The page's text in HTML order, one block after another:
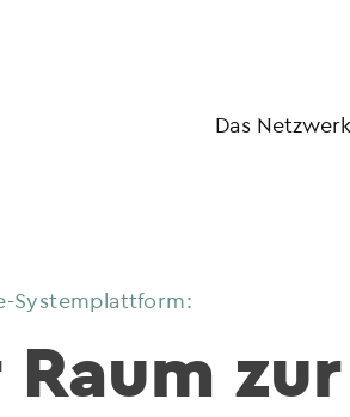
Das Netzwerk
Systemplattform:
Raum